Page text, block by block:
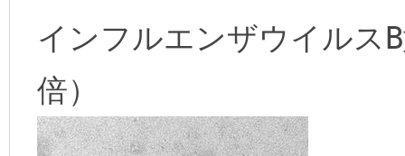
インフルエンザウイル
倍）